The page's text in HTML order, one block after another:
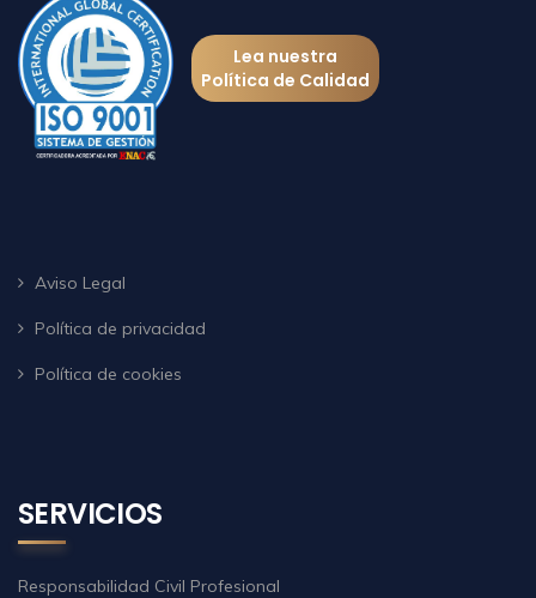
Lea nuestra
Política de Calidad
Aviso Legal
Política de privacidad
Política de cookies
SERVICIOS
Responsabilidad Civil Profesional